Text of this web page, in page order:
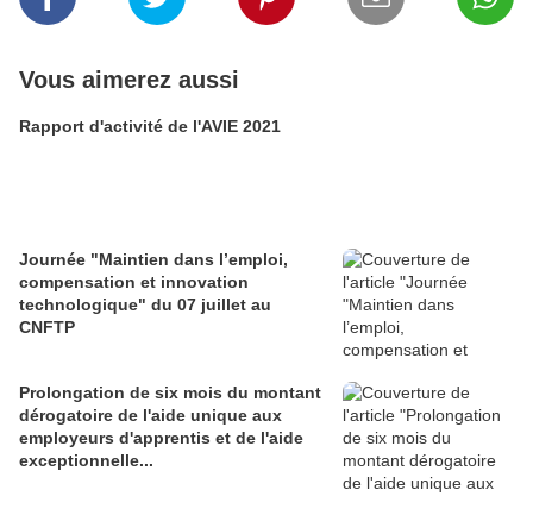
Vous aimerez aussi
Rapport d'activité de l'AVIE 2021
Journée "Maintien dans l’emploi,
compensation et innovation
technologique" du 07 juillet au
CNFTP
Prolongation de six mois du montant
dérogatoire de l'aide unique aux
employeurs d'apprentis et de l'aide
exceptionnelle...